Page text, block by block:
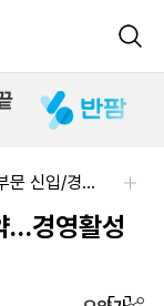
SK 바이오팜 (주)-[SK바이오팜] 각 부문 신입/경력 구성원 영입
…경영활성